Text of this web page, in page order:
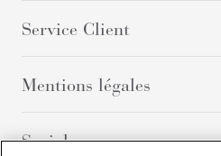
Service Client
Mentions légales
Social